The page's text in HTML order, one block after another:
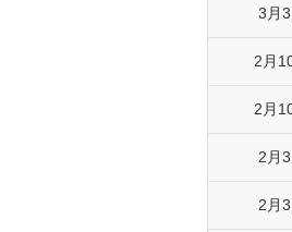
3月3
2月
2月
2月3
2月3